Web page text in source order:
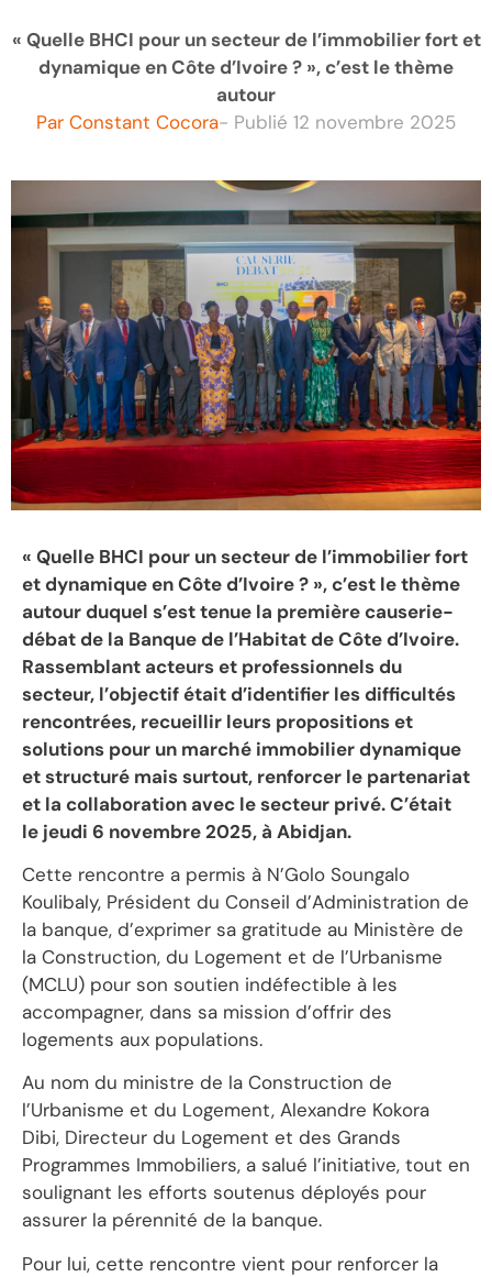
« Quelle BHCI pour un secteur de l’immobilier fort et
dynamique en Côte d’Ivoire ? », c’est le thème
autour
Par Constant Cocora- Publié 12 novembre 2025
« Quelle BHCI pour un secteur de l’immobilier fort
et dynamique en Côte d’Ivoire ? », c’est le thème
autour duquel s’est tenue la première causerie-
débat de la Banque de l’Habitat de Côte d’Ivoire.
Rassemblant acteurs et professionnels du
secteur, l’objectif était d’identifier les difficultés
rencontrées, recueillir leurs propositions et
solutions pour un marché immobilier dynamique
et structuré mais surtout, renforcer le partenariat
et la collaboration avec le secteur privé. C’était
le jeudi 6 novembre 2025, à Abidjan.
Cette rencontre a permis à N’Golo Soungalo
Koulibaly, Président du Conseil d’Administration de
la banque, d’exprimer sa gratitude au Ministère de
la Construction, du Logement et de l’Urbanisme
(MCLU) pour son soutien indéfectible à les
accompagner, dans sa mission d’offrir des
logements aux populations.
Au nom du ministre de la Construction de
l’Urbanisme et du Logement, Alexandre Kokora
Dibi, Directeur du Logement et des Grands
Programmes Immobiliers, a salué l’initiative, tout en
soulignant les efforts soutenus déployés pour
assurer la pérennité de la banque.
Pour lui, cette rencontre vient pour renforcer la